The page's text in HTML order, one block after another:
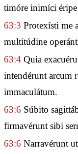
timóre inimíci
63:3 Protexísti me
multitúdine
63:4 Quia
intendérunt arcum
immaculátum.
63:6 Súbito
firmavérunt sibi
63:6 Narravérunt